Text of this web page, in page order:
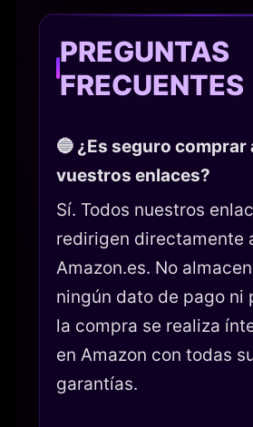
PREGUNTAS
FRECUENTES
🔵 ¿Es seguro comprar
vuestros enlaces?
Sí. Todos nuestros
redirigen directamente
Amazon.es. No
ningún dato de pago
la compra se realiza
en Amazon con todas
garantías.